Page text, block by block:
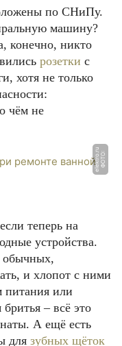
по СНиПу.
машину?
конечно, никто
розетки с
хотя не только
чём не
Ф
О
Т
О:
el
e
k
t
r
o.
r
u
теперь на
устройства.
обычных,
и хлопот с ними
питания или
– всё это
А ещё есть
для зубных щёток